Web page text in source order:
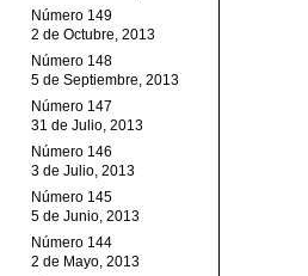
Número 149
2 de Octubre, 2013
Número 148
5 de Septiembre, 2013
Número 147
31 de Julio, 2013
Número 146
3 de Julio, 2013
Número 145
5 de Junio, 2013
Número 144
2 de Mayo, 2013